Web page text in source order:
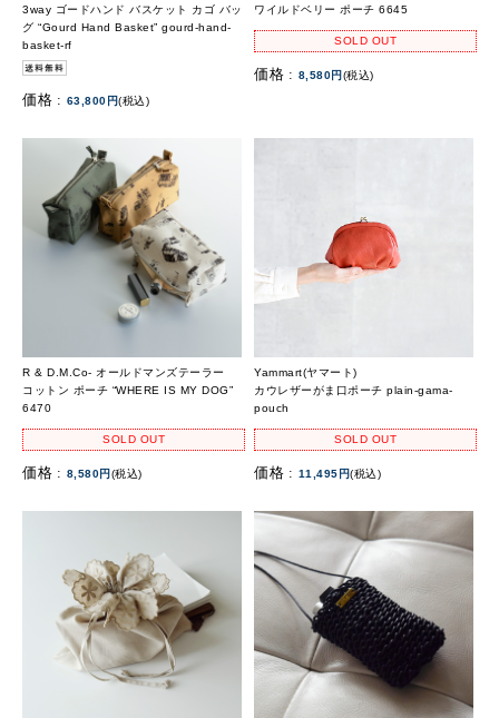
3way ゴードハンド バスケット カゴ バッ
グ “Gourd Hand Basket” gourd-hand-
basket-rf
価格 : 63,800円(税込)
ワイルドベリー ポーチ 6645
SOLD OUT
価格 : 8,580円 (税込)
R & D.M.Co- オールドマンズテーラー
コットン ポーチ “WHERE IS MY DOG”
6470
SOLD OUT
価格 : 8,580円(税込)
Yammart(ヤマート)
カウレザーがま口ポーチ plain-gama-
pouch
SOLD OUT
価格 : 11,495円(税込)